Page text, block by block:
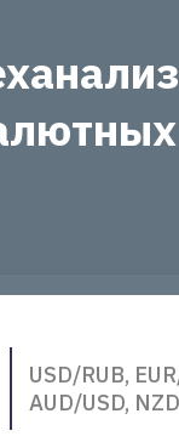
USD/RUB,
AUD/USD,